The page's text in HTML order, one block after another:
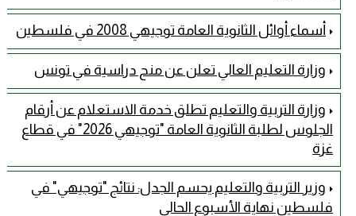
أسماء أوائل الثانوية العامة توجيهي 2008 في فلسطين
وزارة التعليم العالي تعلن عن منح دراسية في تونس
وزارة التربية والتعليم تطلق خدمة الاستعلام عن أرقام
الجلوس لطلبة الثانوية العامة "توجيهي 2026" في قطاع
غزة
وزير التربية والتعليم يحسم الجدل: نتائج "توجيهي" في
فلسطين نهاية الأسبوع الحالي